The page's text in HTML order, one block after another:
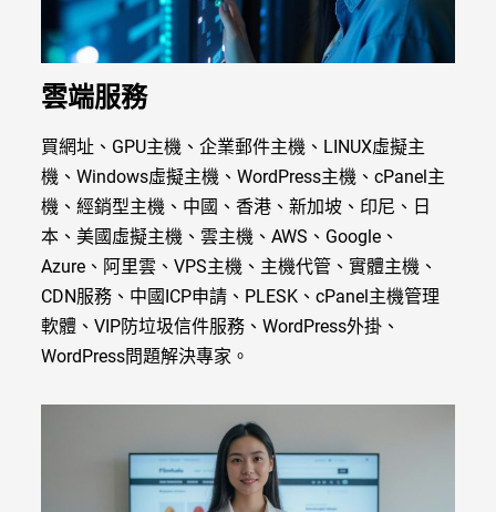
雲端服務
買網址、GPU主機、企業郵件主機、LINUX虛擬主
機、Windows虛擬主機、WordPress主機、cPanel主
機、經銷型主機、中國、香港、新加坡、印尼、日
本、美國虛擬主機、雲主機、AWS、Google、
Azure、阿里雲、VPS主機、主機代管、實體主機、
CDN服務、中國ICP申請、PLESK、cPanel主機管理
軟體、VIP防垃圾信件服務、WordPress外掛、
WordPress問題解決專家。